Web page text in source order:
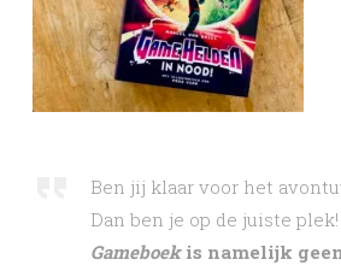
Ben jij klaar voor het
Dan ben je op de juiste plek!
Gameboekis namelijk